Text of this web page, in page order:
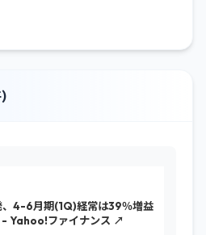
、4-6月期(1Q)経常は39％増益
- Yahoo!ファイナンス ↗